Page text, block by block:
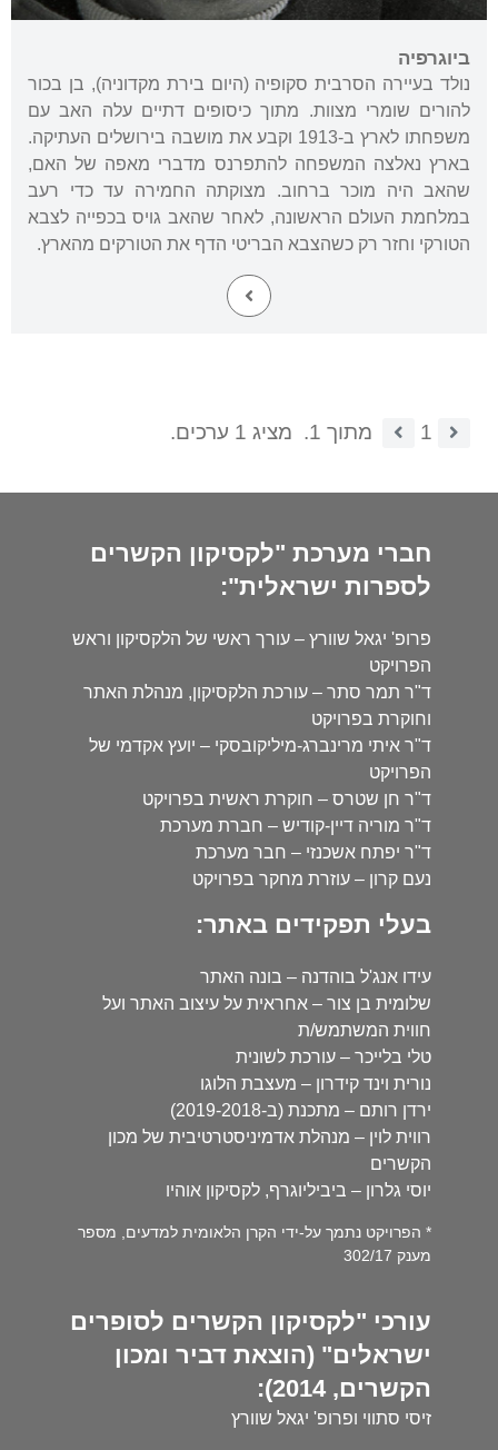
ביוגרפיה
נולד בעיירה הסרבית סקופיה (היום בירת מקדוניה), בן בכור
להורים שומרי מצוות. מתוך כיסופים דתיים עלה האב עם
משפחתו לארץ ב-1913 וקבע את מושבה בירושלים העתיקה.
בארץ נאלצה המשפחה להתפרנס מדברי מאפה של האם,
שהאב היה מוכר ברחוב. מצוקתה החמירה עד כדי רעב
במלחמת העולם הראשונה, לאחר שהאב גויס בכפייה לצבא
הטורקי וחזר רק כשהצבא הבריטי הדף את הטורקים מהארץ.
1 מתוך 1. מציג 1 ערכים.
חברי מערכת "לקסיקון הקשרים
לספרות ישראלית":
פרופ' יגאל שוורץ – עורך ראשי של הלקסיקון וראש
הפרויקט
ד"ר תמר סתר – עורכת הלקסיקון, מנהלת האתר
וחוקרת בפרויקט
ד"ר איתי מרינברג-מיליקובסקי – יועץ אקדמי של
הפרויקט
ד"ר חן שטרס – חוקרת ראשית בפרויקט
ד"ר מוריה דיין-קודיש – חברת מערכת
ד"ר יפתח אשכנזי – חבר מערכת
נעם קרון – עוזרת מחקר בפרויקט
בעלי תפקידים באתר:
עידו אנג'ל בוהדנה – בונה האתר
שלומית בן צור – אחראית על עיצוב האתר ועל
חווית המשתמש/ת
טלי בלייכר – עורכת לשונית
נורית וינד קידרון – מעצבת הלוגו
ירדן רותם – מתכנת (ב-2019-2018)
רווית לוין – מנהלת אדמיניסטרטיבית של מכון
הקשרים
יוסי גלרון – ביביליוגרף, לקסיקון אוהיו
* הפרויקט נתמך על-ידי הקרן הלאומית למדעים, מספר
מענק 302/17
עורכי "לקסיקון הקשרים לסופרים
ישראלים" (הוצאת דביר ומכון
הקשרים, 2014):
זיסי סתווי ופרופ' יגאל שוורץ